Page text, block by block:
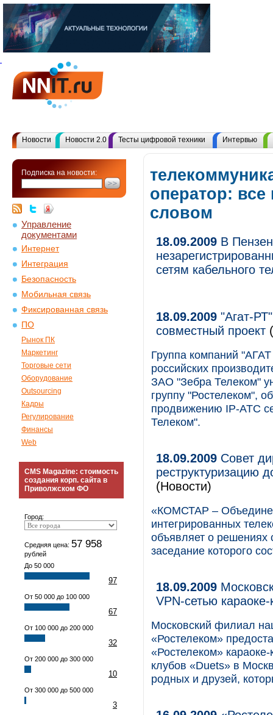
Новости Новости 2.0 Тесты цифровой техники Интервью
Подписка на новости:
Управление
документами
Интернет
Интеграция
Безопасность
Мобильная связь
Фиксированная связь
ПО
Рынок ПК
Маркетинг
Торговые сети
Оборудование
Outsourcing
Кадры
Регулирование
Финансы
Web
CMS Magazine: стоимость
создания корп. сайта в
Приволжском ФО
Город:
Средняя цена: 57 958
рублей
До 50 000
97
От 50 000 до 100 000
67
От 100 000 до 200 000
32
От 200 000 до 300 000
10
От 300 000 до 500 000
3
оператор:
словом
18.09.2009 В
сетям кабельного
18.09.2009 "Агат-
совместный проект
Группа компаний
российских
ЗАО "Зебра Телеком"
группу "Ростелеком",
продвижению IP-АТС
Телеком".
18.09.2009 Совет
реструктуризацию
(Новости)
«КОМСТАР –
интегрированных
объявляет о
заседание которого
18.09.2009
VPN-сетью
Московский филиал
«Ростелеком»
«Ростелеком»
клубов «Duets» в
родных и друзей,